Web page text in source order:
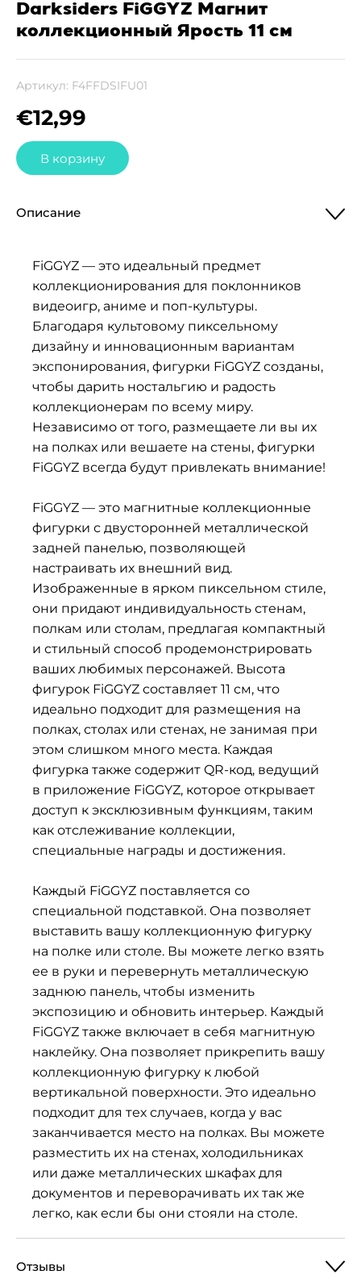
Darksiders FiGGYZ Магнит
коллекционный Ярость 11 см
Артикул: F4FFDSIFU01
€12,99
В корзину
Описание
FiGGYZ — это идеальный предмет
коллекционирования для поклонников
видеоигр, аниме и поп-культуры.
Благодаря культовому пиксельному
дизайну и инновационным вариантам
экспонирования, фигурки FiGGYZ созданы,
чтобы дарить ностальгию и радость
коллекционерам по всему миру.
Независимо от того, размещаете ли вы их
на полках или вешаете на стены, фигурки
FiGGYZ всегда будут привлекать внимание!
FiGGYZ — это магнитные коллекционные
фигурки с двусторонней металлической
задней панелью, позволяющей
настраивать их внешний вид.
Изображенные в ярком пиксельном стиле,
они придают индивидуальность стенам,
полкам или столам, предлагая компактный
и стильный способ продемонстрировать
ваших любимых персонажей. Высота
фигурок FiGGYZ составляет 11 см, что
идеально подходит для размещения на
полках, столах или стенах, не занимая при
этом слишком много места. Каждая
фигурка также содержит QR-код, ведущий
в приложение FiGGYZ, которое открывает
доступ к эксклюзивным функциям, таким
как отслеживание коллекции,
специальные награды и достижения.
Каждый FiGGYZ поставляется со
специальной подставкой. Она позволяет
выставить вашу коллекционную фигурку
на полке или столе. Вы можете легко взять
ее в руки и перевернуть металлическую
заднюю панель, чтобы изменить
экспозицию и обновить интерьер. Каждый
FiGGYZ также включает в себя магнитную
наклейку. Она позволяет прикрепить вашу
коллекционную фигурку к любой
вертикальной поверхности. Это идеально
подходит для тех случаев, когда у вас
заканчивается место на полках. Вы можете
разместить их на стенах, холодильниках
или даже металлических шкафах для
документов и переворачивать их так же
легко, как если бы они стояли на столе.
Отзывы